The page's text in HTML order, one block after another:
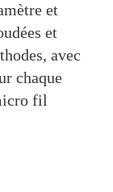
et
et
avec
chaque
fil